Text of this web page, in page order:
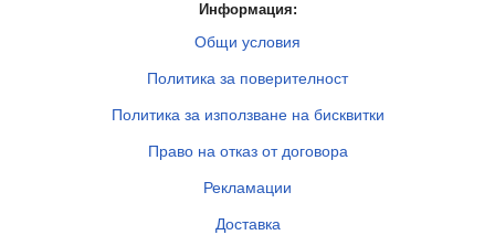
Информация:
Общи условия
Политика за поверителност
Политика за използване на бисквитки
Право на отказ от договора
Рекламации
Доставка